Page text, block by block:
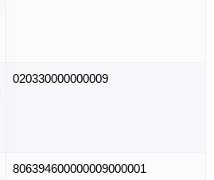
020330000000009
806394600000009000001